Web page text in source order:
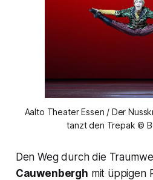
Aalto Theater Essen / Der
tanzt den Trepak ©
Den Weg durch die
Cauwenbergh mit üppigen